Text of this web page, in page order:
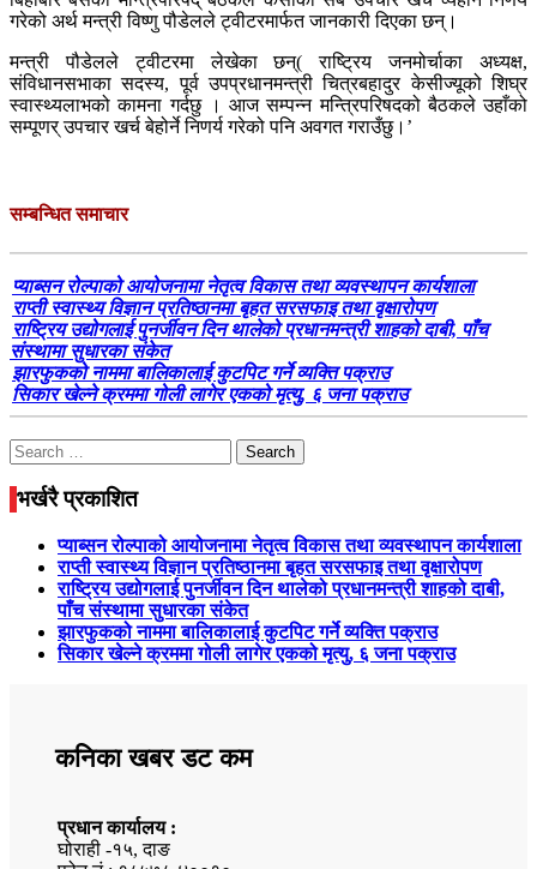
गरेको अर्थ मन्त्री विष्णु पौडेलले ट्वीटरमार्फत जानकारी दिएका छन्।
मन्त्री पौडेलले ट्वीटरमा लेखेका छन्( राष्ट्रिय जनमोर्चाका अध्यक्ष,
संविधानसभाका सदस्य, पूर्व उपप्रधानमन्त्री चित्रबहादुर केसीज्यूको शिघ्र
स्वास्थ्यलाभको कामना गर्दछु । आज सम्पन्न मन्त्रिपरिषदको बैठकले उहाँको
सम्पूणर् उपचार खर्च बेहोर्ने निणर्य गरेको पनि अवगत गराउँछु।’
सम्बन्धित समाचार
प्याब्सन रोल्पाको आयोजनामा नेतृत्व विकास तथा व्यवस्थापन कार्यशाला
राप्ती स्वास्थ्य विज्ञान प्रतिष्ठानमा बृहत सरसफाइ तथा वृक्षारोपण
राष्ट्रिय उद्योगलाई पुनर्जीवन दिन थालेको प्रधानमन्त्री शाहको दाबी, पाँच
संस्थामा सुधारका संकेत
झारफुकको नाममा बालिकालाई कुटपिट गर्ने व्यक्ति पक्राउ
सिकार खेल्ने क्रममा गोली लागेर एकको मृत्यु, ६ जना पक्राउ
Search
for:
भर्खरै प्रकाशित
प्याब्सन रोल्पाको आयोजनामा नेतृत्व विकास तथा व्यवस्थापन कार्यशाला
राप्ती स्वास्थ्य विज्ञान प्रतिष्ठानमा बृहत सरसफाइ तथा वृक्षारोपण
राष्ट्रिय उद्योगलाई पुनर्जीवन दिन थालेको प्रधानमन्त्री शाहको दाबी,
पाँच संस्थामा सुधारका संकेत
झारफुकको नाममा बालिकालाई कुटपिट गर्ने व्यक्ति पक्राउ
सिकार खेल्ने क्रममा गोली लागेर एकको मृत्यु, ६ जना पक्राउ
कनिका खबर डट कम
प्रधान कार्यालय :
घोराही -१५, दाङ